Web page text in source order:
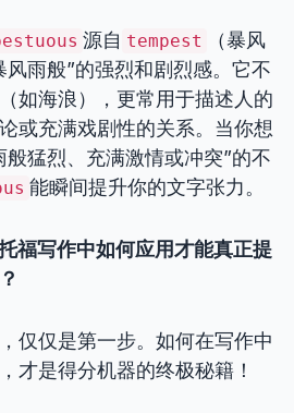
源自 tempest
（暴风
雨般”的强烈和剧烈感。它不
如海浪），更常用于描述人的
或充满戏剧性的关系。当你想
猛烈、充满激情或冲突”的不
能瞬间提升你的文字张力。
福写作中如何应用才能真正提
仅仅是第一步。如何在写作中
才是得分机器的终极秘籍！